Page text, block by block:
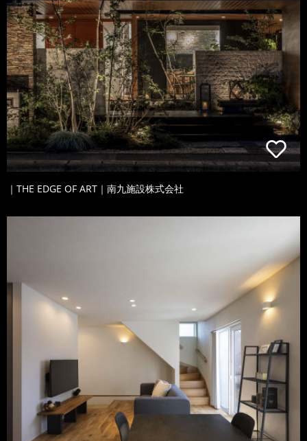
｜THE EDGE OF ART｜南九施設株式会社